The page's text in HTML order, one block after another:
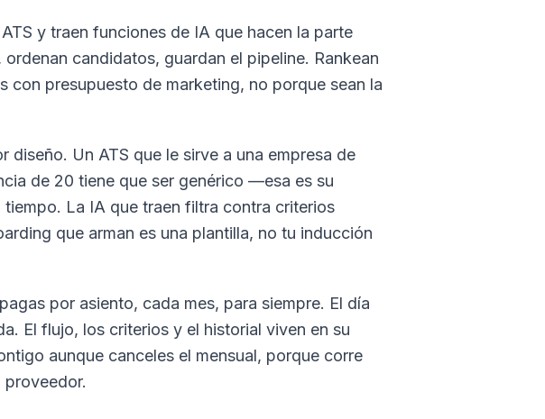
y traen funciones de IA que hacen la parte
candidatos, guardan el pipeline. Rankean
con presupuesto de marketing, no porque sean la
diseño. Un ATS que le sirve a una empresa de
de 20 tiene que ser genérico —esa es su
La IA que traen filtra contra criterios
que arman es una plantilla, no tu inducción
por asiento, cada mes, para siempre. El día
El flujo, los criterios y el historial viven en su
aunque canceles el mensual, porque corre